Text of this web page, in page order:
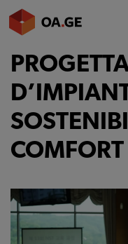
L’ORDINE
AMMINISTRAZIONE
ALBO
SEGRETERIA
FORMAZIONE
COMFORT